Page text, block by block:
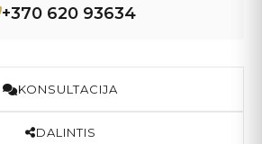
+370 620 93634
KONSULTACIJA
DALINTIS